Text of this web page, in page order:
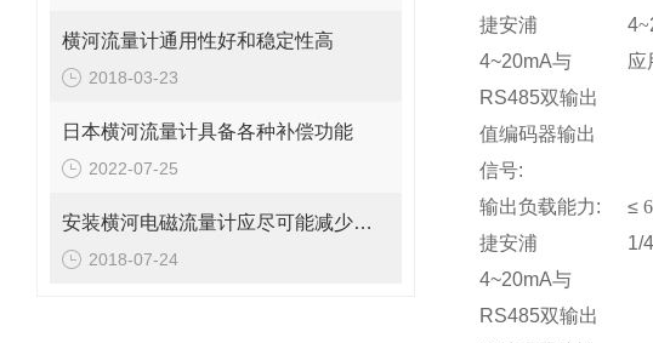
横河流量计通用性好和稳定性高
2018-03-23
日本横河流量计具备各种补偿功能
2022-07-25
安装横河电磁流量计应尽可能减少弯管对测量准确性的影响
2018-07-24
捷安浦
4~20mA与
RS485双输出
值编码器输出
信号:
4~
应
输出负载能力: ≤
捷安浦
4~20mA与
RS485双输出
1/